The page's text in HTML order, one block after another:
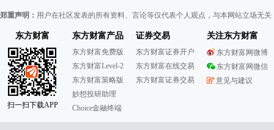
郑重声明： 用户在社区发表的所有资料、言论等仅代表个人观点，与本网站立场无
东方财富
扫一扫下载APP
东方财富产品
东方财富免费版
东方财富Level-2
东方财富策略版
妙想投研助理
Choice金融终端
证券交易
东方财富证券开户
东方财富在线交易
东方财富证券交易
关注东方财富
东方财富网微博
东方财富网微信
意见与建议